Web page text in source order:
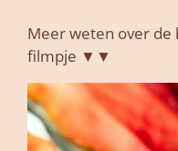
Meer weten over de
filmpje ▼▼